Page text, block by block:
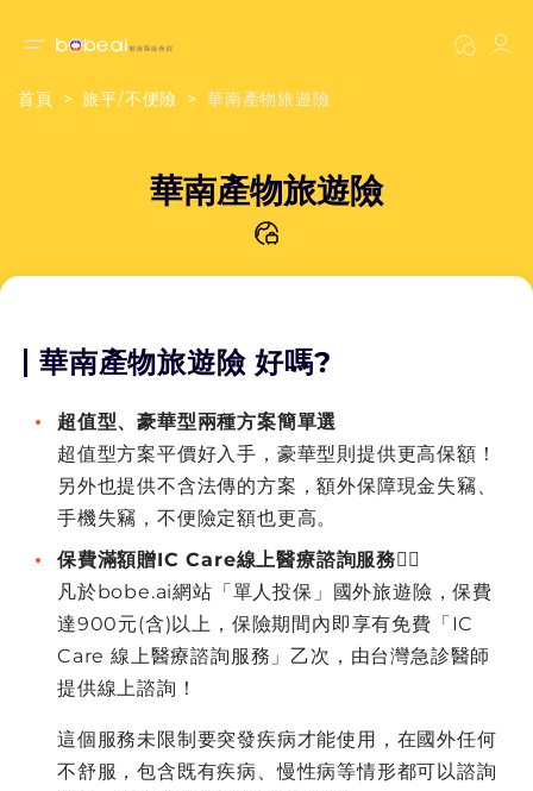
首頁 旅平/不便險 華南產物旅遊險
華南產物旅遊險
華南產物旅遊險 好嗎?
超值型、豪華型兩種方案簡單選
超值型方案平價好入手，豪華型則提供更高保額！
另外也提供不含法傳的方案，額外保障現金失竊、
手機失竊，不便險定額也更高。
保費滿額贈IC Care線上醫療諮詢服務👨‍⚕️
凡於bobe.ai網站「單人投保」國外旅遊險，保費
達900元(含)以上，保險期間內即享有免費「IC
Care 線上醫療諮詢服務」乙次，由台灣急診醫師
提供線上諮詢！
這個服務未限制要突發疾病才能使用，在國外任何
不舒服，包含既有疾病、慢性病等情形都可以諮詢